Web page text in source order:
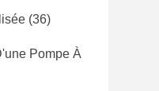
(36)
Pompe À